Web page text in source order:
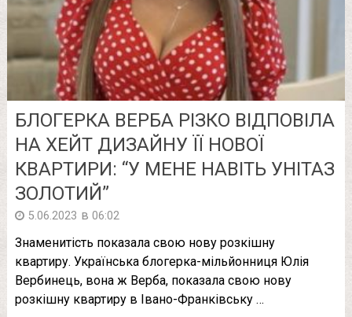
БЛОГЕРКА ВЕРБА РІЗКО ВІДПОВІЛА
НА ХЕЙТ ДИЗАЙНУ ЇЇ НОВОЇ
КВАРТИРИ: “У МЕНЕ НАВІТЬ УНІТАЗ
ЗОЛОТИЙ”
5.06.2023 в 06:02
Знаменитість показала свою нову розкішну
квартиру. Українська блогерка-мільйонниця Юлія
Вербинець, вона ж Верба, показала свою нову
розкішну квартиру в Івано-Франківську …